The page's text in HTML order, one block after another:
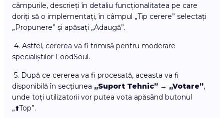
câmpurile, descrieți în detaliu funcționalitatea pe care
doriți să o implementați, în câmpul „Tip cerere” selectați
„Propunere” și apăsați „Adaugă”.
4. Astfel, cererea va fi trimisă pentru moderare
specialiștilor FoodSoul.
5. După ce cererea va fi procesată, aceasta va fi
disponibilă în secțiunea „Suport Tehnic” → „Votare”,
unde toți utilizatorii vor putea vota apăsând butonul
„⬆️Top”.